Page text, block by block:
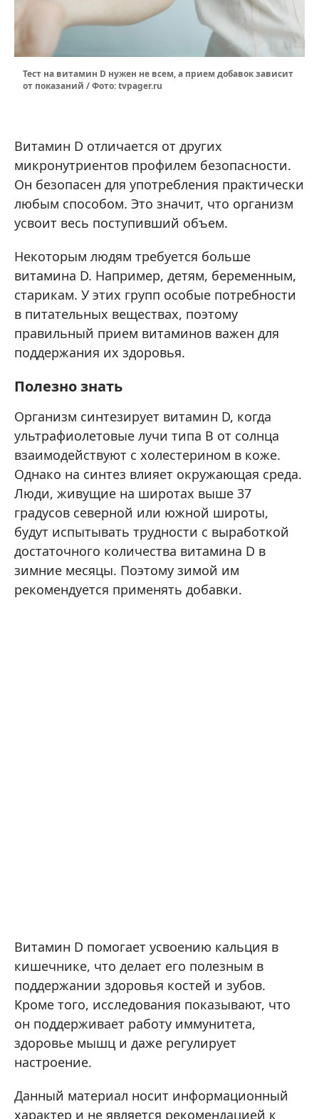
Тест на витамин D нужен не всем, а прием добавок зависит
от показаний / Фото: tvpager.ru
Витамин D отличается от других
микронутриентов профилем безопасности.
Он безопасен для употребления практически
любым способом. Это значит, что организм
усвоит весь поступивший объем.
Некоторым людям требуется больше
витамина D. Например, детям, беременным,
старикам. У этих групп особые потребности
в питательных веществах, поэтому
правильный прием витаминов важен для
поддержания их здоровья.
Полезно знать
Организм синтезирует витамин D, когда
ультрафиолетовые лучи типа B от солнца
взаимодействуют с холестерином в коже.
Однако на синтез влияет окружающая среда.
Люди, живущие на широтах выше 37
градусов северной или южной широты,
будут испытывать трудности с выработкой
достаточного количества витамина D в
зимние месяцы. Поэтому зимой им
рекомендуется применять добавки.
Витамин D помогает усвоению кальция в
кишечнике, что делает его полезным в
поддержании здоровья костей и зубов.
Кроме того, исследования показывают, что
он поддерживает работу иммунитета,
здоровье мышц и даже регулирует
настроение.
Данный материал носит информационный
характер и не является рекомендацией к